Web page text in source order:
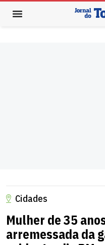
Cidades
Mulher de 35
arremessada da